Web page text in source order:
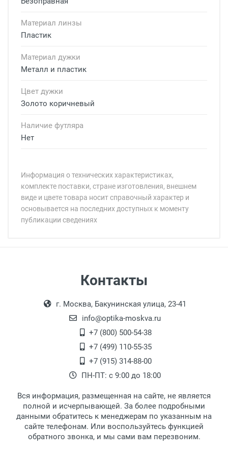
Материал линзы
Пластик
Материал дужки
Металл и пластик
Цвет дужки
Золото коричневый
Наличие футляра
Нет
Информация о технических характеристиках,
комплекте поставки, стране изготовления, внешнем
виде и цвете товара носит справочный характер и
основывается на последних доступных к моменту
публикации сведениях
Общая ширина:
Длина дужки:
Ширина мостика:
Материал линзы:
Материал дужки:
Цвет дужки:
Наличие футляра:
Оплата товара производится
наличными непосредственно на пункте
выдачи товара.
Перечисление средств на расчетный счет.
18:00, по субботам с 11:00 до 15:00, в
офисе по адресу: г. Москва,
Переведеновский переулок 17, корпус 1,
второй этаж, тел. +7 (499) 110-55-35.
После того, как заказ поступает в пункт
выдачи, наш менеджер связывается с
клиентом и оповещает о поступлении
товара.
Для получения товара при себе
обязательно иметь паспорт.
Заказ необходимо забрать в течение 3
рабочих дней с момента поступления на
Контакты
г. Москва, Бакунинская улица, 23-41
info@optika-moskva.ru
+7 (800) 500-54-38
+7 (499) 110-55-35
+7 (915) 314-88-00
ПН-ПТ: с 9:00 до 18:00
Вся информация, размещенная на сайте, не является
полной и исчерпывающей. За более подробными
данными обратитесь к менеджерам по указанным на
сайте телефонам. Или воспользуйтесь функцией
обратного звонка, и мы сами вам перезвоним.